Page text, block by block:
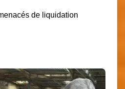
de liquidation